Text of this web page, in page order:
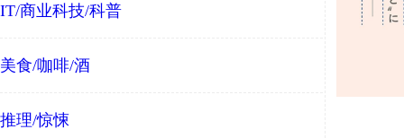
IT/商业科技/科普
美食/咖啡/酒
推理/惊悚